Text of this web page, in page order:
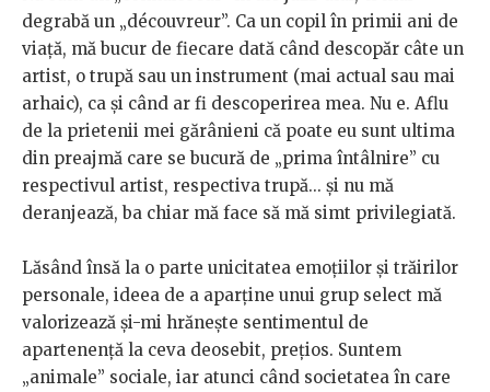
degrabă un „découvreur”. Ca un copil în primii ani de
viață, mă bucur de fiecare dată când descopăr câte un
artist, o trupă sau un instrument (mai actual sau mai
arhaic), ca și când ar fi descoperirea mea. Nu e. Aflu
de la prietenii mei gărânieni că poate eu sunt ultima
din preajmă care se bucură de „prima întâlnire” cu
respectivul artist, respectiva trupă... și nu mă
deranjează, ba chiar mă face să mă simt privilegiată.
Lăsând însă la o parte unicitatea emoțiilor și trăirilor
personale, ideea de a aparține unui grup select mă
valorizează și-mi hrănește sentimentul de
apartenență la ceva deosebit, prețios. Suntem
„animale” sociale, iar atunci când societatea în care